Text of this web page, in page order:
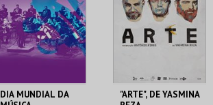
MAIS INFO
COMPRAR
MAIS INFO
DIA MUNDIAL DA
"ARTE", DE YASMINA